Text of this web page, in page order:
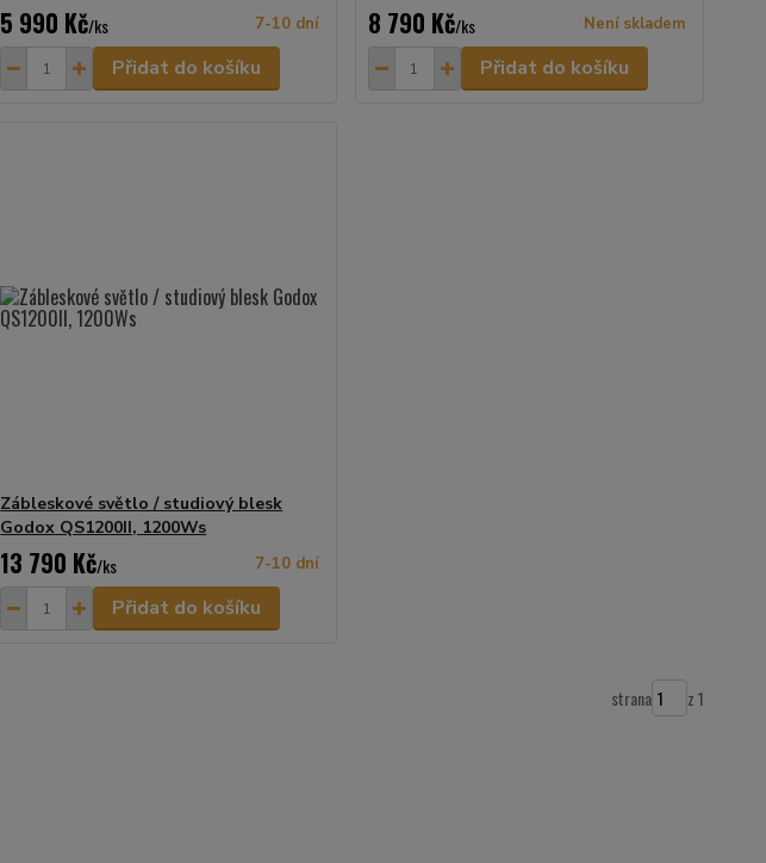
5 990 Kč/ks 7-10 dní
Přidat do košíku
8 790 Kč/ks Není skladem
Přidat do košíku
Zábleskové světlo / studiový blesk
Godox QS1200II, 1200Ws
13 790 Kč/ks 7-10 dní
Přidat do košíku
strana z 1